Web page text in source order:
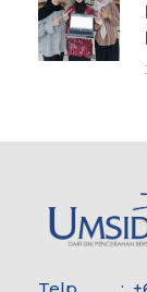
Telp : +62